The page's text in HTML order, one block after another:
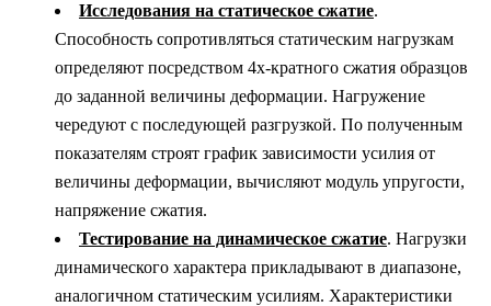
Исследования на статическое сжатие.
Способность сопротивляться статическим нагрузкам
определяют посредством 4х-кратного сжатия образцов
до заданной величины деформации. Нагружение
чередуют с последующей разгрузкой. По полученным
показателям строят график зависимости усилия от
величины деформации, вычисляют модуль упругости,
напряжение сжатия.
Тестирование на динамическое сжатие. Нагрузки
динамического характера прикладывают в диапазоне,
аналогичном статическим усилиям. Характеристики